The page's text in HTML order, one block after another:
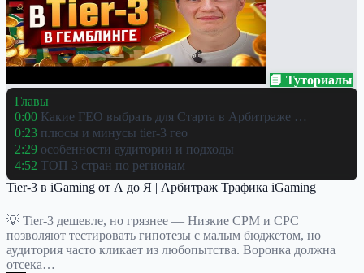
📘 Туториалы
Главы
0:00 Какие ГЕО выбрать для Старта в Арбитраже …
0:23 плюсы и минусы tier-3 гео
2:29 особенности аудитории и подходы
4:52 ТОП 3 стран по регионам
Tier-3 в iGaming от А до Я | Арбитраж Трафика iGaming
💡 Tier-3 дешевле, но грязнее — Низкие CPM и CPC
позволяют тестировать гипотезы с малым бюджетом, но
аудитория часто кликает из любопытства. Воронка должна
отсека…